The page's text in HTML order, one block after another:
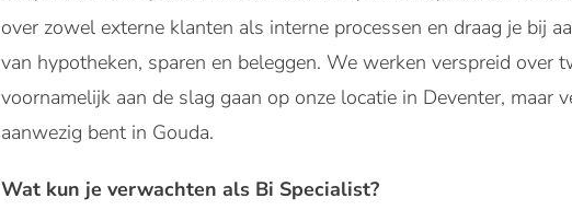
over zowel externe klanten als interne processen en draag je bij
van hypotheken, sparen en beleggen. We werken verspreid over
voornamelijk aan de slag gaan op onze locatie in Deventer, maar
aanwezig bent in Gouda.
Wat kun je verwachten als Bi Specialist?